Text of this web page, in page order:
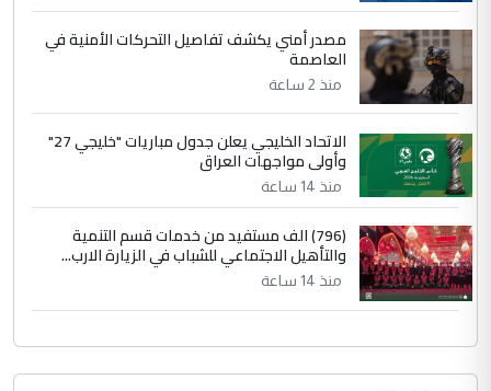
مصدر أمني يكشف تفاصيل التحركات الأمنية في
العاصمة
منذ 2 ساعة
الاتحاد الخليجي يعلن جدول مباريات "خليجي 27"
وأولى مواجهات العراق
منذ 14 ساعة
(796) الف مستفيد من خدمات قسم التنمية
والتأهيل الاجتماعي للشباب في الزيارة الارب...
منذ 14 ساعة